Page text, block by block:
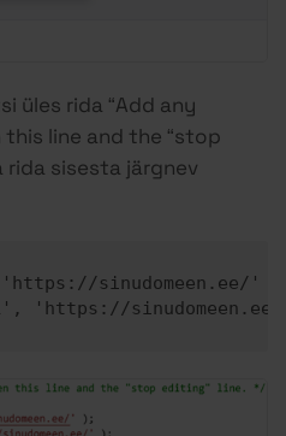
üles rida “Add any
line and the “stop
rida sisesta järgnev
'https://sinudomeen.ee/'
'https://